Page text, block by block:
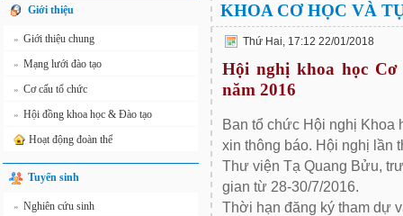
Giới thiệu
» Giới thiệu chung
» Mạng lưới đào tạo
» Cơ cấu tổ chức
» Hội đồng khoa học & Đào tạo
Hoạt động đoàn thể
Tuyển sinh
» Nghiên cứu sinh
KHOA CƠ HỌC VÀ
Thứ Hai, 17:12 22/01/2018
Hội nghị khoa học
năm 2016
Ban tổ chức Hội nghị Khoa
xin thông báo. Hội nghị lần
Thư viện Tạ Quang Bửu,
gian từ 28-30/7/2016.
Thời hạn đăng ký tham dự